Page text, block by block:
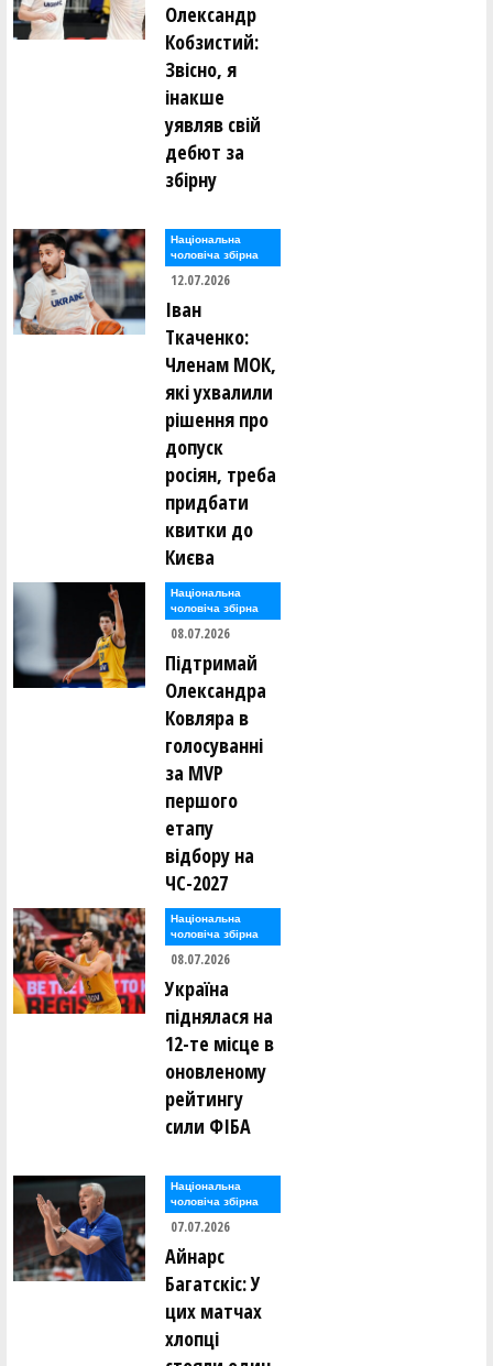
Олександр
Кобзистий:
Звісно, я
інакше
уявляв свій
дебют за
збірну
Національна
чоловіча збірна
12.07.2026
Іван
Ткаченко:
Членам МОК,
які ухвалили
рішення про
допуск
росіян, треба
придбати
квитки до
Києва
Національна
чоловіча збірна
08.07.2026
Підтримай
Олександра
Ковляра в
голосуванні
за MVP
першого
етапу
відбору на
ЧС-2027
Національна
чоловіча збірна
08.07.2026
Україна
піднялася на
12-те місце в
оновленому
рейтингу
сили ФІБА
Національна
чоловіча збірна
07.07.2026
Айнарс
Багатскіс: У
цих матчах
хлопці